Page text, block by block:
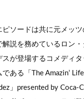
ソードは共に元メッツ
解説を務めているロン
スが登場するコメディ
ある「The Amazin’
」presented by Coca-